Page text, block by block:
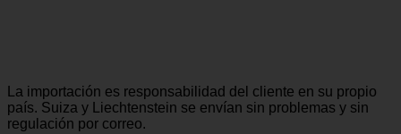
La importación es responsabilidad del cliente en su propio
país. Suiza y Liechtenstein se envían sin problemas y sin
regulación por correo.